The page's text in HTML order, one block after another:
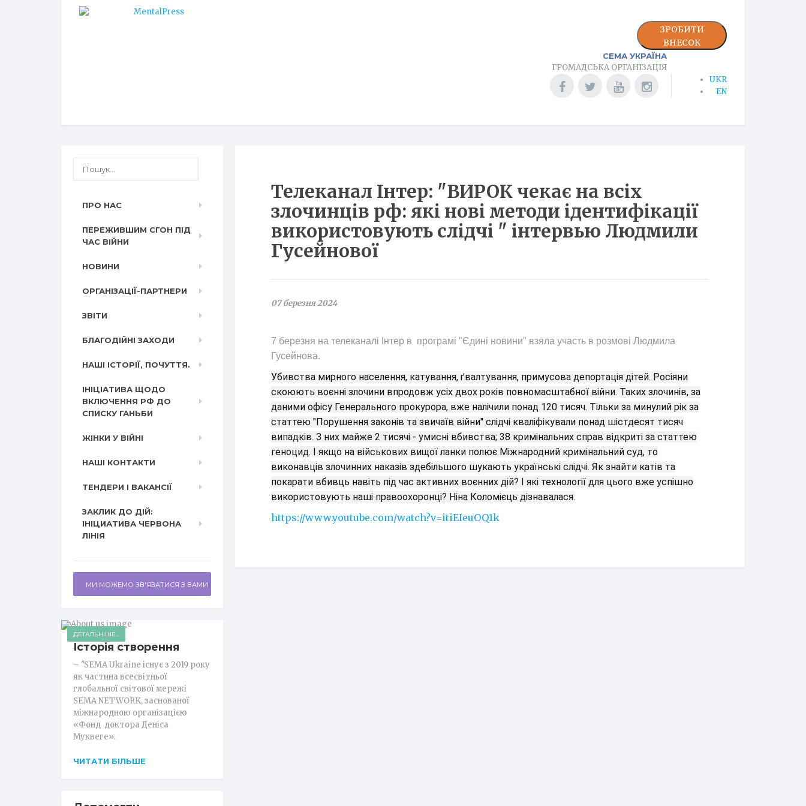
ЗРОБИТИ
ВНЕСОК
СЕМА УКРАЇНА
ГРОМАДСЬКА ОРГАНІЗАЦІЯ
UKR
EN
Телеканал Інтер: "ВИРОК чекає на всіх
злочинців рф: які нові методи ідентифікації
використовують слідчі " інтервью Людмили
Гусейнової
07 березня 2024
7 березня на телеканалі Інтер в програмі "Єдині новини" взяла участь в розмові Людмила
Гусейнова.
Убивства мирного населення, катування, ґвалтування, примусова депортація дітей. Росіяни
скоюють воєнні злочини впродовж усіх двох років повномасштабної війни. Таких злочинів, за
даними офісу Генерального прокурора, вже налічили понад 120 тисяч. Тільки за минулий рік за
статтею "Порушення законів та звичаїв війни" слідчі кваліфікували понад шістдесят тисяч
випадків. З них майже 2 тисячі - умисні вбивства; 38 кримінальних справ відкриті за статтею
геноцид. І якщо на військових вищої ланки полює Міжнародний кримінальний суд, то
виконавців злочинних наказів здебільшого шукають українські слідчі. Як знайти катів та
покарати вбивць навіть під час активних воєнних дій? І які технології для цього вже успішно
використовують наші правоохоронці? Ніна Коломієць дізнавалася.
https://www.youtube.com/watch?v=itiEIeuOQ1k
ПРО НАС
ПЕРЕЖИВШИМ СГОН ПІД
ЧАС ВІЙНИ
НОВИНИ
ОРГАНІЗАЦІЇ-ПАРТНЕРИ
ЗВІТИ
БЛАГОДІЙНІ ЗАХОДИ
НАШІ ІСТОРІЇ, ПОЧУТТЯ.
ІНІЦІАТИВА ЩОДО
ВКЛЮЧЕННЯ РФ ДО
СПИСКУ ГАНЬБИ
ЖІНКИ У ВІЙНІ
НАШІ КОНТАКТИ
ТЕНДЕРИ І ВАКАНСІЇ
ЗАКЛИК ДО ДІЙ:
ІНІЦИАТИВА ЧЕРВОНА
ЛІНІЯ
МИ МОЖЕМО ЗВ'ЯЗАТИСЯ З ВАМИ
ДЕТАЛЬНІШЕ...
Історія створення
– "SEMA Ukraine існує з 2019 року
як частина всесвітньої
глобальної світової мережі
SEMA NETWORK, заснованої
міжнародною організацією
«Фонд доктора Деніса
Муквеге».
ЧИТАТИ БІЛЬШЕ